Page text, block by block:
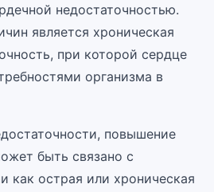
недостаточностью.
является хроническая
при которой сердце
организма в
повышение
быть связано с
как острая или хроническая